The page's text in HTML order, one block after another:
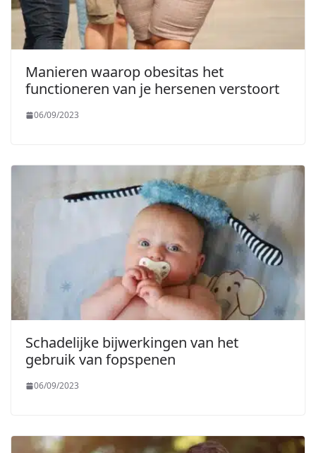
Manieren waarop obesitas het
functioneren van je hersenen verstoort
06/09/2023
Schadelijke bijwerkingen van het
gebruik van fopspenen
06/09/2023